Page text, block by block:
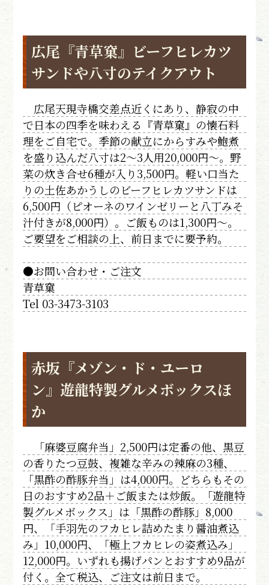
広尾『青草窠』ビーフヒレカツ
サンドや八寸のテイクアウト
広尾天現寺橋交差点近くにあり、静寂の中
で日本の四季を味わえる『青草窠』の懐石料
理をご自宅で。季節の献立にからすみや鮑煮
を盛り込んだ八寸は2～3人用20,000円～。野
菜の炊き合せ6種が入り3,500円。軽い口当た
りの土佐あかうしのビーフヒレカツサンドは
6,500円（ピオーネのワインゼリーと八丁みそ
汁付きが8,000円）。ご飯ものは1,300円～。
ご要望をご相談の上、前日までに要予約。
●お問い合わせ・ご注文
青草窠
Tel 03-3473-3103
赤坂『メゾン・ド・ユーロ
ン』遊龍特製グルメボックスほ
か
「麻婆豆腐弁当」2,500円は定番の他、黒豆
の香りたつ豆鼓、複雑な辛みの辣麻の3種、
「黒酢の酢豚弁当」は4,000円。どちらもその
日のおすすめ2品＋ご飯または炒飯。「遊龍特
製グルメボックス」は「黒酢の酢豚」8,000
円、「手羽先のフカヒレ詰めたまり醤油煮込
み」10,000円、「極上フカヒレの姿煮込み」
12,000円。いずれも揚げパンとおすすめ9品が
付く。全て税込、ご注文は前日まで。